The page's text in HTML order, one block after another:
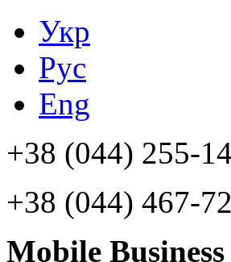
Укр
Рус
Eng
+38 (044) 255-
+38 (044) 467-
Mobile